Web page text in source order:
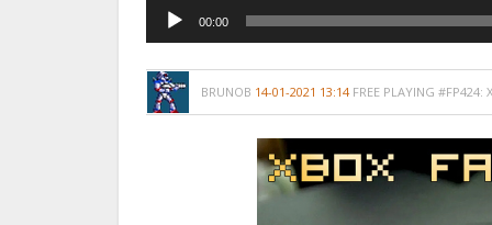
Audio
00:00
BRUNOB 14-01-2021 13:14FREE PLAYING #FP424: